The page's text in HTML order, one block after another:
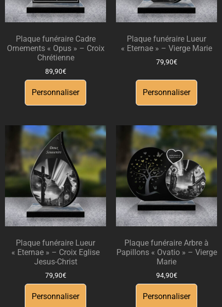
Plaque funéraire Cadre
Ornements « Opus » – Croix
Chrétienne
89,90€
Personnaliser
Plaque funéraire Lueur
« Eternae » – Vierge Marie
79,90€
Personnaliser
Plaque funéraire Lueur
« Eternae » – Croix Eglise
Jesus-Christ
79,90€
Personnaliser
Plaque funéraire Arbre à
Papillons « Ovatio » – Vierge
Marie
94,90€
Personnaliser